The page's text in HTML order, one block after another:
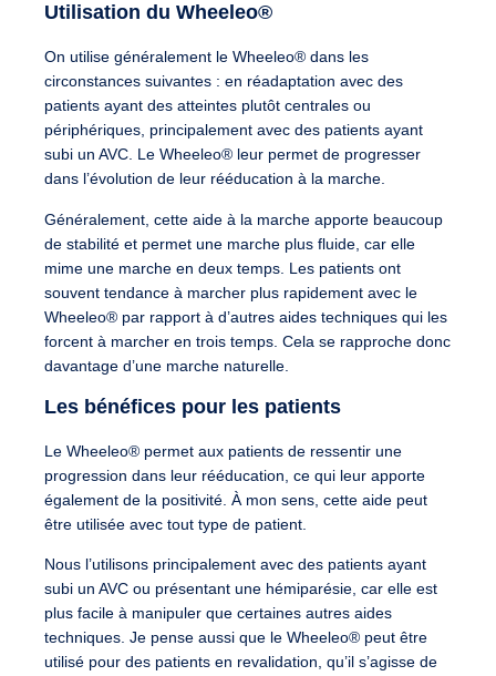
Utilisation du Wheeleo®
On utilise généralement le Wheeleo® dans les
circonstances suivantes : en réadaptation avec des
patients ayant des atteintes plutôt centrales ou
périphériques, principalement avec des patients ayant
subi un AVC. Le Wheeleo® leur permet de progresser
dans l’évolution de leur rééducation à la marche.
Généralement, cette aide à la marche apporte beaucoup
de stabilité et permet une marche plus fluide, car elle
mime une marche en deux temps. Les patients ont
souvent tendance à marcher plus rapidement avec le
Wheeleo® par rapport à d’autres aides techniques qui les
forcent à marcher en trois temps. Cela se rapproche donc
davantage d’une marche naturelle.
Les bénéfices pour les patients
Le Wheeleo® permet aux patients de ressentir une
progression dans leur rééducation, ce qui leur apporte
également de la positivité. À mon sens, cette aide peut
être utilisée avec tout type de patient.
Nous l’utilisons principalement avec des patients ayant
subi un AVC ou présentant une hémiparésie, car elle est
plus facile à manipuler que certaines autres aides
techniques. Je pense aussi que le Wheeleo® peut être
utilisé pour des patients en revalidation, qu’il s’agisse de